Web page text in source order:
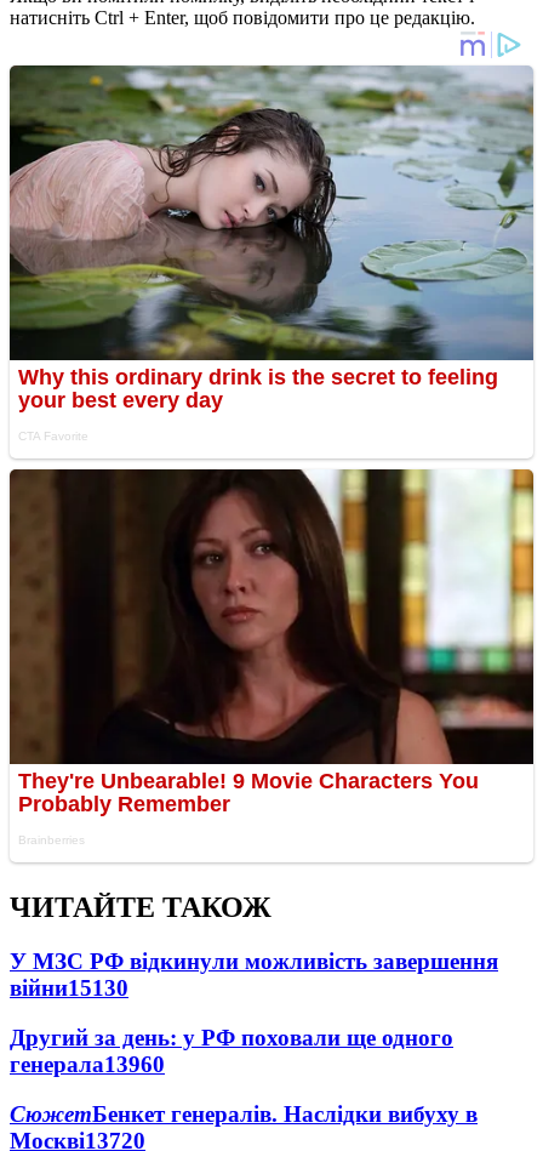
натисніть Ctrl + Enter, щоб повідомити про це редакцію.
ЧИТАЙТЕ ТАКОЖ
У МЗС РФ відкинули можливість завершення
війни15130
Другий за день: у РФ поховали ще одного
генерала13960
СюжетБенкет генералів. Наслідки вибуху в
Москві13720